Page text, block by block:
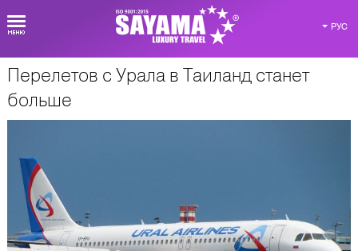
РУС
О Таиланде
Перелетов с Урала в Таиланд станет
больше